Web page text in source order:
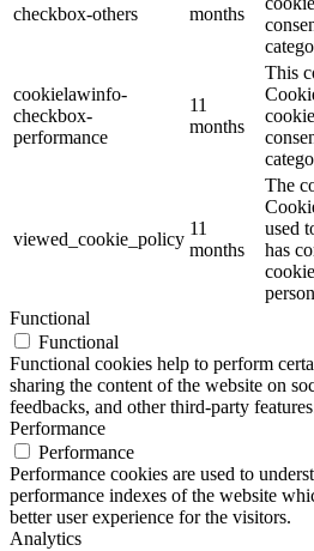
checkbox-others
months
cookielawinfo-
checkbox-
performance
11
months
This
viewed_cookie_policy
11
months
The
used
has
Functional
Functional
Functional cookies help to perform
sharing the content of the website on
feedbacks, and other third-party
Performance
Performance
Performance cookies are used to
performance indexes of the website
better user experience for the visitors.
Analytics